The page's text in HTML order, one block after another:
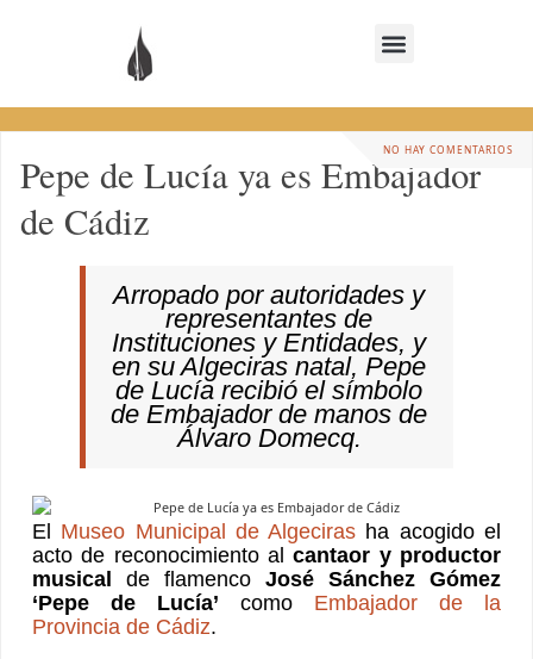
NO HAY COMENTARIOS
Pepe de Lucía ya es Embajador
de Cádiz
Arropado por autoridades y
representantes de
Instituciones y Entidades, y
en su Algeciras natal, Pepe
de Lucía recibió el símbolo
de Embajador de manos de
Álvaro Domecq.
El Museo Municipal de Algeciras ha acogido el
acto de reconocimiento al cantaor y productor
musical
de flamenco José Sánchez Gómez
‘Pepe de Lucía’ como Embajador de la
Provincia de Cádiz.